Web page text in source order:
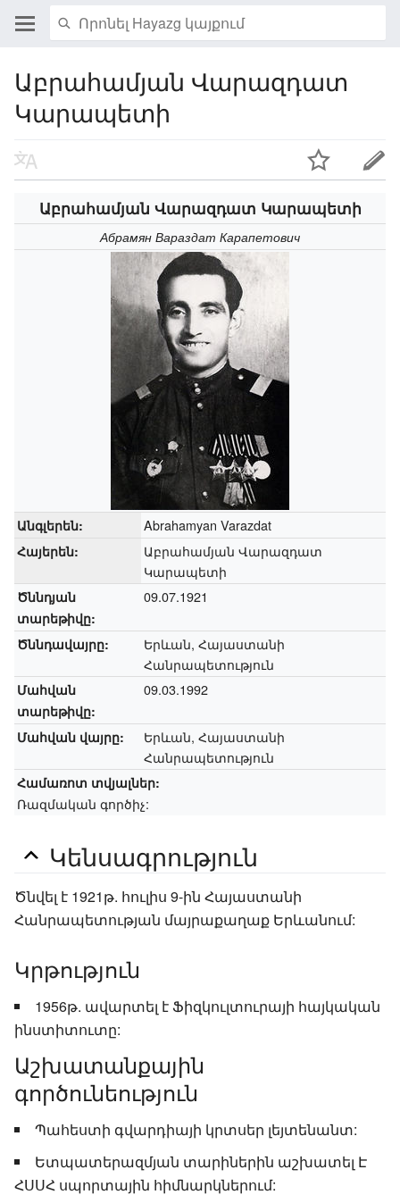
Աբրահամյան Վարազդատ
Կարապետի
Աբրահամյան Վարազդատ Կարապետի
Абрамян Вараздат Карапетович
Անգլերեն: Abrahamyan Varazdat
Հայերեն:
Աբրահամյան Վարազդատ
Կարապետի
Ծննդյան
տարեթիվը:
09.07.1921
Ծննդավայրը:
Երևան, Հայաստանի
Հանրապետություն
Մահվան
տարեթիվը:
09.03.1992
Մահվան վայրը:
Երևան, Հայաստանի
Հանրապետություն
Համառոտ տվյալներ:
Ռազմական գործիչ:
Կենսագրություն
Ծնվել է 1921թ. հուլիս 9-ին Հայաստանի
Հանրապետության մայրաքաղաք Երևանում:
Կրթություն
1956թ. ավարտել է Ֆիզկուլտուրայի հայկական
ինստիտուտը:
Աշխատանքային
գործունեություն
Պահեստի գվարդիայի կրտսեր լեյտենանտ:
Ետպատերազմյան տարիներին աշխատել Է
ՀՍՍՀ սպորտային հիմնարկներում: